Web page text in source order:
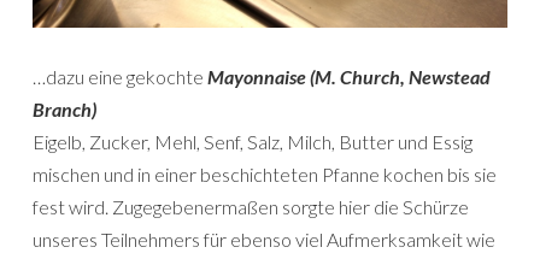
…dazu eine gekochte Mayonnaise (M. Church, Newstead
Branch)
Eigelb, Zucker, Mehl, Senf, Salz, Milch, Butter und Essig
mischen und in einer beschichteten Pfanne kochen bis sie
fest wird. Zugegebenermaßen sorgte hier die Schürze
unseres Teilnehmers für ebenso viel Aufmerksamkeit wie